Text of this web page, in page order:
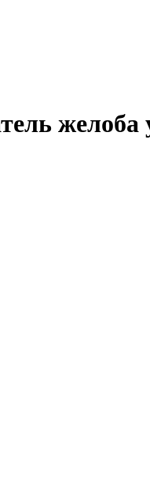
желоба